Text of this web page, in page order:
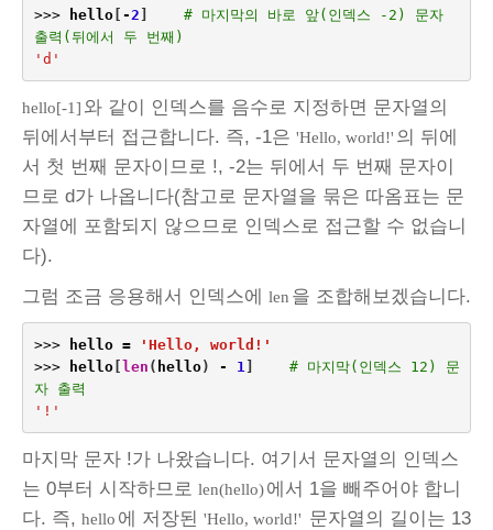
>>>
hello[ - 2 ]
# 마지막의 바로 앞(인덱스 -2) 문자
출력(뒤에서 두 번째)
'd'
hello[-1] 와 같이 인덱스를 음수로 지정하면 문자열의
뒤에서부터 접근합니다. 즉, -1은 'Hello, world!' 의 뒤에
서 첫 번째 문자이므로 !, -2는 뒤에서 두 번째 문자이
므로 d가 나옵니다(참고로 문자열을 묶은 따옴표는 문
자열에 포함되지 않으므로 인덱스로 접근할 수 없습니
다).
그럼 조금 응용해서 인덱스에 len 을 조합해보겠습니다.
>>> hello =
'Hello, world!'
>>>
hello[len ( hello) - 1 ]
# 마지막(인덱스 12) 문
자 출력
'!'
마지막 문자 !가 나왔습니다. 여기서 문자열의 인덱스
는 0부터 시작하므로 len(hello)에서 1을 빼주어야 합니
다. 즉, hello 에 저장된 'Hello, world!' 문자열의 길이는 13